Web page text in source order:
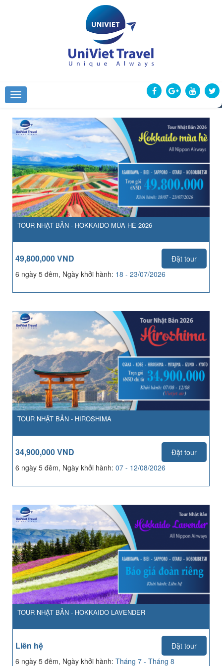
TOUR NHẬT BẢN - HOKKAIDO MÙA HÈ 2026
49,800,000 VND
Đặt tour
6 ngày 5 đêm, Ngày khởi hành: 18 - 23/07/2026
TOUR NHẬT BẢN - HIROSHIMA
34,900,000 VND
Đặt tour
6 ngày 5 đêm, Ngày khởi hành: 07 - 12/08/2026
TOUR NHẬT BẢN - HOKKAIDO LAVENDER
Liên hệ
Đặt tour
6 ngày 5 đêm, Ngày khởi hành: Tháng 7 - Tháng 8